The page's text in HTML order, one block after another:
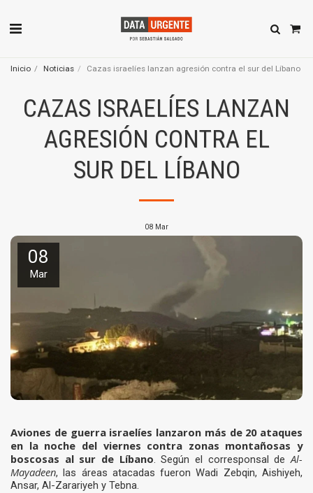
Inicio Noticias Cazas israelíes lanzan agresión contra el sur del Líbano
CAZAS ISRAELÍES LANZAN
AGRESIÓN CONTRA EL
SUR DEL LÍBANO
08 Mar
08
Mar
Aviones de guerra israelíes lanzaron más de 20 ataques
en la noche del viernes contra zonas montañosas y
boscosas al sur de Líbano. Según el corresponsal deAl-
Mayadeen, las áreas atacadas fueron Wadi Zebqin, Aishiyeh,
Ansar, Al-Zarariyeh y Tebna.